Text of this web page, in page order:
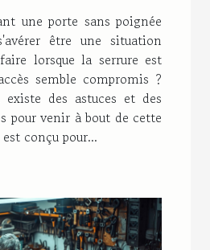
pour
bloquée
une porte sans poignée
être une situation
lorsque la serrure est
semble compromis ?
existe des astuces et des
pour venir à bout de cette
conçu pour...